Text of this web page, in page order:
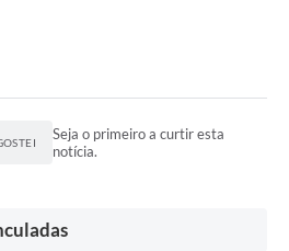
Seja o primeiro a curtir esta
notícia.